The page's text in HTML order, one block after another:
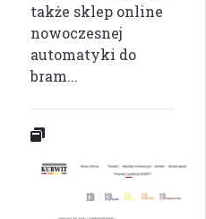
także sklep online
nowoczesnej
automatyki do
bram...